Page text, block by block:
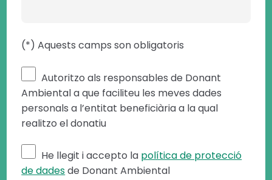
(*) Aquests camps son obligatoris
Autoritzo als responsables de Donant
Ambiental a que faciliteu les meves dades
personals a l’entitat beneficiària a la qual
realitzo el donatiu
He llegit i accepto la política de protecció
de dadesde Donant Ambiental